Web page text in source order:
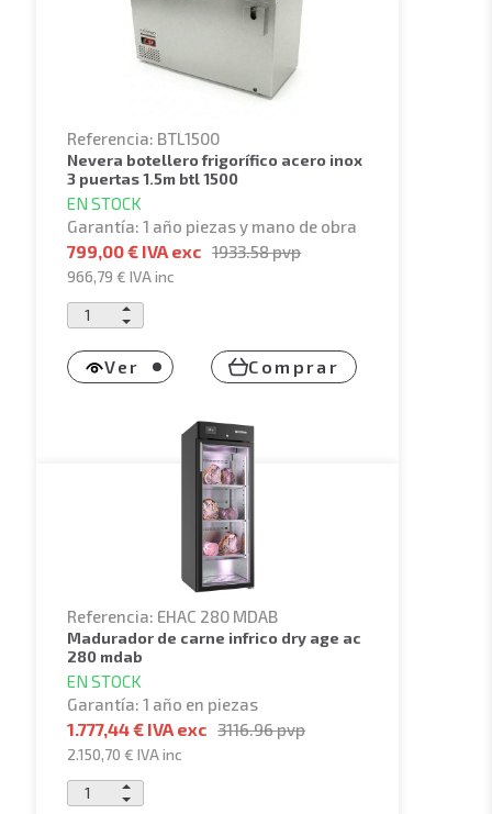
Referencia: BTL1500
nevera botellero frigorífico acero inox
3 puertas 1.5m btl 1500
EN STOCK
Garantía: 1 año piezas y mano de obra
799,00 € IVA exc 1933.58pvp
966,79 €IVA inc
Ver Comprar
Referencia: EHAC 280 MDAB
madurador de carne infrico dry age ac
280 mdab
EN STOCK
Garantía: 1 año en piezas
1.777,44 € IVA exc 3116.96pvp
2.150,70 €IVA inc